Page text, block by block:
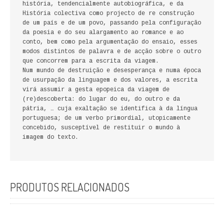
LABIRINTOS DE EROS
NOVA BIBLIOTECA COSMOS
POESIA E TEATRO
REVISTA DEDALUS
POLÍTICA
CIÊNCIA POLITICA
OUTROS TEMAS
história, tendencialmente autobiográfica, e da
História colectiva como projecto de re construção
de um país e de um povo, passando pela configuração
da poesia e do seu alargamento ao romance e ao
conto, bem como pela argumentação do ensaio, esses
modos distintos de palavra e de acção sobre o outro
que concorrem para a escrita da viagem.
Num mundo de destruição e desesperança e numa época
de usurpação da linguagem e dos valores, a escrita
virá assumir a gesta epopeica da viagem de
(re)descoberta: do lugar do eu, do outro e da
pátria, … cuja exaltação se identifica à da língua
portuguesa; de um verbo primordial, utopicamente
concebido, susceptível de restituir o mundo à
imagem do texto.
PRODUTOS RELACIONADOS